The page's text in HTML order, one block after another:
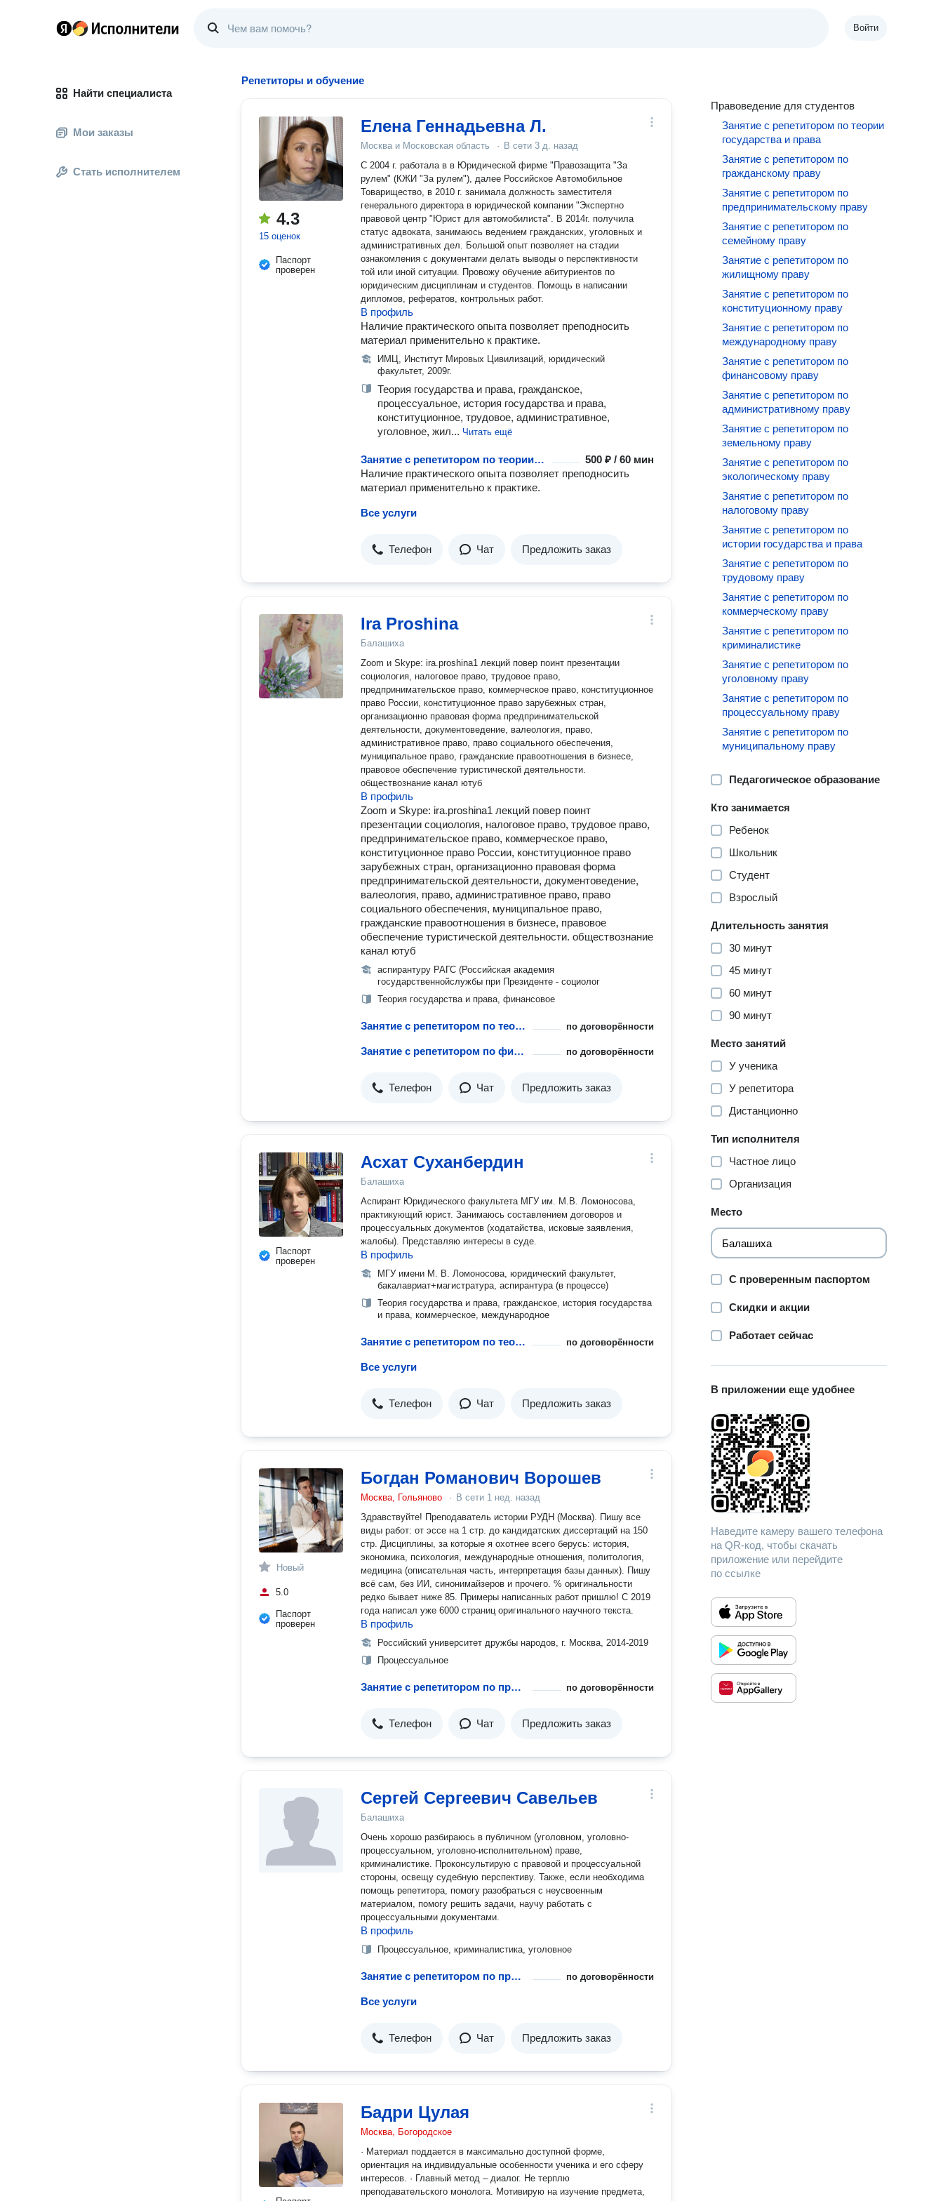
Войти
Найти специалиста
Мои заказы
Стать исполнителем
Репетиторы и обучение
4.3
15 оценок
Паспорт
проверен
Елена Геннадьевна Л.
Москва и Московская область · В сети 3 д. назад
С 2004 г. работала в в Юридической фирме "Правозащита "За
рулем" (КЖИ "За рулем"), далее Российское Автомобильное
Товарищество, в 2010 г. занимала должность заместителя
генерального директора в юридической компании "Экспертно
правовой центр "Юрист для автомобилиста". В 2014г. получила
статус адвоката, занимаюсь ведением гражданских, уголовных и
административных дел. Большой опыт позволяет на стадии
ознакомления с документами делать выводы о перспективности
той или иной ситуации. Провожу обучение абитуриентов по
юридическим дисциплинам и студентов. Помощь в написании
дипломов, рефератов, контрольных работ.
В профиль
Наличие практического опыта позволяет преподносить
материал применительно к практике.
ИМЦ, Институт Мировых Цивилизаций, юридический
факультет, 2009г.
Теория государства и права, гражданское,
процессуальное, история государства и права,
конституционное, трудовое, административное,
уголовное, жил... Читать ещё
Занятие с репетитором по теории государства и права
500 ₽ / 60 мин
Наличие практического опыта позволяет преподносить
материал применительно к практике.
Все услуги
Телефон Чат Предложить заказ
Ira Proshina
Балашиха
Zoom и Skype: ira.proshina1 лекций повер поинт презентации
социология, налоговое право, трудовое право,
предпринимательское право, коммерческое право, конституционное
право России, конституционное право зарубежных стран,
организационно правовая форма предпринимательской
деятельности, документоведение, валеология, право,
административное право, право социального обеспечения,
муниципальное право, гражданские правоотношения в бизнесе,
правовое обеспечение туристической деятельности.
обществознание канал ютуб
В профиль
Zoom и Skype: ira.proshina1 лекций повер поинт
презентации социология, налоговое право, трудовое право,
предпринимательское право, коммерческое право,
конституционное право России, конституционное право
зарубежных стран, организационно правовая форма
предпринимательской деятельности, документоведение,
валеология, право, административное право, право
социального обеспечения, муниципальное право,
гражданские правоотношения в бизнесе, правовое
обеспечение туристической деятельности. обществознание
канал ютуб
аспирантуру РАГС (Российская академия
государственнойслужбы при Президенте - социолог
Теория государства и права, финансовое
Занятие с репетитором по теории государства и права по договорённости
Занятие с репетитором по финансовому праву по договорённости
Телефон Чат Предложить заказ
Паспорт
проверен
Асхат Суханбердин
Балашиха
Аспирант Юридического факультета МГУ им. М.В. Ломоносова,
практикующий юрист. Занимаюсь составлением договоров и
процессуальных документов (ходатайства, исковые заявления,
жалобы). Представляю интересы в суде.
В профиль
МГУ имени М. В. Ломоносова, юридический факультет,
бакалавриат+магистратура, аспирантура (в процессе)
Теория государства и права, гражданское, история государства
и права, коммерческое, международное
Занятие с репетитором по теории государства и права по договорённости
Все услуги
Телефон Чат Предложить заказ
Новый
5.0
Паспорт
проверен
Богдан Романович Ворошев
Москва, Гольяново · В сети 1 нед. назад
Здравствуйте! Преподаватель истории РУДН (Москва). Пишу все
виды работ: от эссе на 1 стр. до кандидатских диссертаций на 150
стр. Дисциплины, за которые я охотнее всего берусь: история,
экономика, психология, международные отношения, политология,
медицина (описательная часть, интерпретация базы данных). Пишу
всё сам, без ИИ, синонимайзеров и прочего. % оригинальности
редко бывает ниже 85. Примеры написанных работ пришлю! С 2019
года написал уже 6000 страниц оригинального научного текста.
В профиль
Российский университет дружбы народов, г. Москва, 2014-2019
Процессуальное
Занятие с репетитором по процессуальному праву по договорённости
Телефон Чат Предложить заказ
Сергей Сергеевич Савельев
Балашиха
Очень хорошо разбираюсь в публичном (уголовном, уголовно-
процессуальном, уголовно-исполнительном) праве,
криминалистике. Проконсультирую с правовой и процессуальной
стороны, освещу судебную перспективу. Также, если необходима
помощь репетитора, помогу разобраться с неусвоенным
материалом, помогу решить задачи, научу работать с
процессуальными документами.
В профиль
Процессуальное, криминалистика, уголовное
Занятие с репетитором по процессуальному праву по договорённости
Все услуги
Телефон Чат Предложить заказ
Бадри Цулая
Москва, Богородское
· Материал поддается в максимально доступной форме,
ориентация на индивидуальные особенности ученика и его сферу
интересов. · Главный метод – диалог. Не терплю
преподавательского монолога. Мотивирую на изучение предмета,
Правоведение для студентов
Занятие с репетитором по теории
государства и права
Занятие с репетитором по
гражданскому праву
Занятие с репетитором по
предпринимательскому праву
Занятие с репетитором по
семейному праву
Занятие с репетитором по
жилищному праву
Занятие с репетитором по
конституционному праву
Занятие с репетитором по
международному праву
Занятие с репетитором по
финансовому праву
Занятие с репетитором по
административному праву
Занятие с репетитором по
земельному праву
Занятие с репетитором по
экологическому праву
Занятие с репетитором по
налоговому праву
Занятие с репетитором по
истории государства и права
Занятие с репетитором по
трудовому праву
Занятие с репетитором по
коммерческому праву
Занятие с репетитором по
криминалистике
Занятие с репетитором по
уголовному праву
Занятие с репетитором по
процессуальному праву
Занятие с репетитором по
муниципальному праву
Педагогическое образование
Кто занимается
Ребенок
Школьник
Студент
Взрослый
Длительность занятия
30 минут
45 минут
60 минут
90 минут
Место занятий
У ученика
У репетитора
Дистанционно
Тип исполнителя
Частное лицо
Организация
Место
С проверенным паспортом
Скидки и акции
Работает сейчас
В приложении еще удобнее
Наведите камеру вашего телефона
на QR-код, чтобы скачать
приложение или перейдите
по ссылке